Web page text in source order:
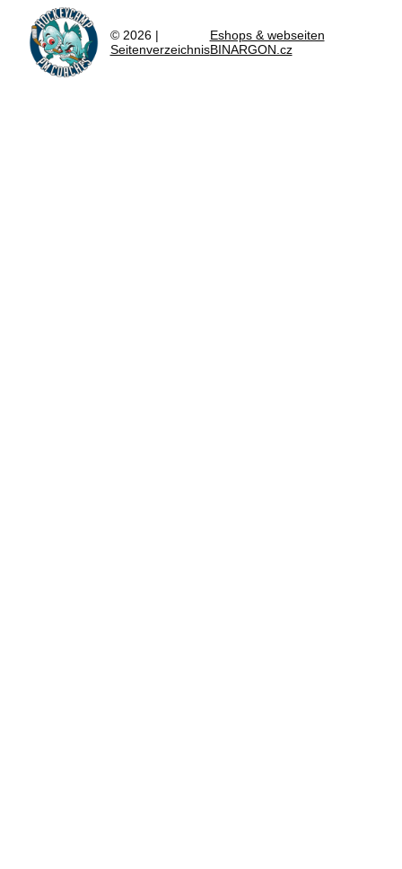
© 2026 |
Seitenverzeichnis
Eshops & webseiten
BINARGON.cz